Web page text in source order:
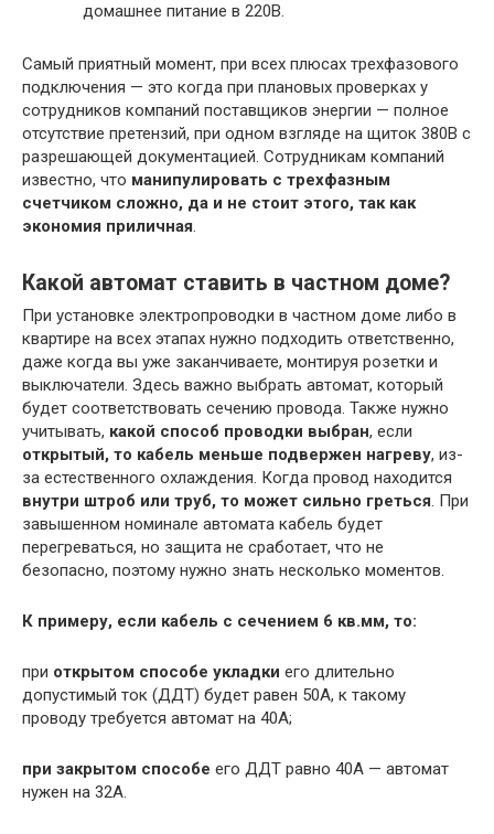
домашнее питание в 220В.
Самый приятный момент, при всех плюсах трехфазового
подключения — это когда при плановых проверках у
сотрудников компаний поставщиков энергии — полное
отсутствие претензий, при одном взгляде на щиток 380В с
разрешающей документацией. Сотрудникам компаний
известно, что манипулировать с трехфазным
счетчиком сложно, да и не стоит этого, так как
экономия приличная.
Какой автомат ставить в частном доме?
При установке электропроводки в частном доме либо в
квартире на всех этапах нужно подходить ответственно,
даже когда вы уже заканчиваете, монтируя розетки и
выключатели. Здесь важно выбрать автомат, который
будет соответствовать сечению провода. Также нужно
учитывать, какой способ проводки выбран, если
открытый, то кабель меньше подвержен нагреву, из-
за естественного охлаждения. Когда провод находится
внутри штроб или труб, то может сильно греться. При
завышенном номинале автомата кабель будет
перегреваться, но защита не сработает, что не
безопасно, поэтому нужно знать несколько моментов.
К примеру, если кабель с сечением 6 кв.мм, то:
при открытом способе укладки его длительно
допустимый ток (ДДТ) будет равен 50А, к такому
проводу требуется автомат на 40А;
при закрытом способе его ДДТ равно 40А — автомат
нужен на 32А.